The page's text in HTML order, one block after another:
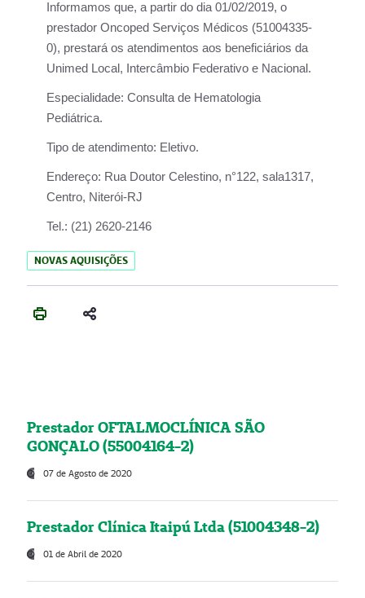
Informamos que, a partir do dia 01/02/2019, o
prestador Oncoped Serviços Médicos (51004335-
0), prestará os atendimentos aos beneficiários da
Unimed Local, Intercâmbio Federativo e Nacional.
Especialidade: Consulta de Hematologia
Pediátrica.
Tipo de atendimento: Eletivo.
Endereço: Rua Doutor Celestino, n°122, sala1317,
Centro, Niterói-RJ
Tel.: (21) 2620-2146
NOVAS AQUISIÇÕES
Prestador OFTALMOCLÍNICA SÃO
GONÇALO (55004164-2)
07 de Agosto de 2020
Prestador Clínica Itaipú Ltda (51004348-2)
01 de Abril de 2020